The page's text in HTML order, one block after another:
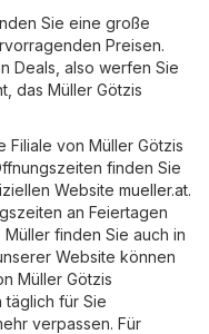
Sie eine große
Preisen.
Deals, also werfen Sie
das Müller Götzis
von Müller Götzis
finden Sie
Website mueller.at.
an Feiertagen
finden Sie auch in
Website können
Müller Götzis
für Sie
verpassen. Für